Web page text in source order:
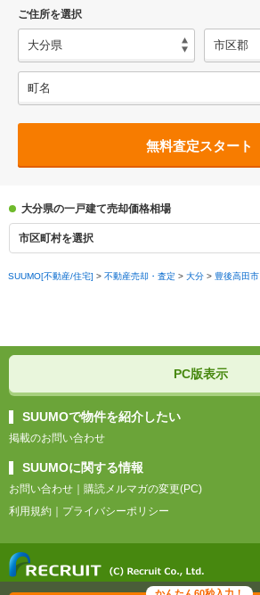
ご住所を選択
無料査定スタート
大分県の一戸建て売却価格相場
市区町村を選択
SUUMO[不動産/住宅] > 不動産売却・査定 > 大分 > 豊後高田市
PC版表示
SUUMOで物件を紹介したい
掲載のお問い合わせ
SUUMOに関する情報
お問い合わせ
購読メルマガの変更(PC)
利用規約
プライバシーポリシー